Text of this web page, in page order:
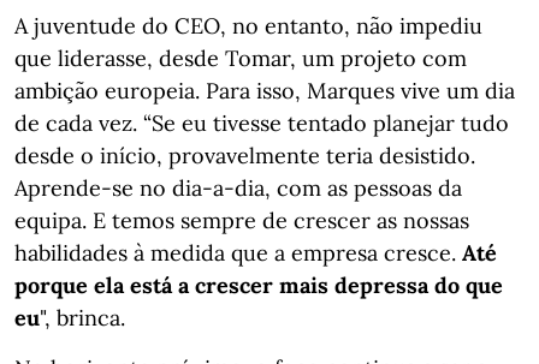
A juventude do CEO, no entanto, não impediu
que liderasse, desde Tomar, um projeto com
ambição europeia. Para isso, Marques vive um dia
de cada vez. “Se eu tivesse tentado planejar tudo
desde o início, provavelmente teria desistido.
Aprende-se no dia-a-dia, com as pessoas da
equipa. E temos sempre de crescer as nossas
habilidades à medida que a empresa cresce. Até
porque ela está a crescer mais depressa do que
eu", brinca.